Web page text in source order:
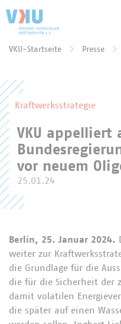
VKU-Startseite Presse
Kraftwerksstrategie
VKU appelliert
vor neuem
25.01.24
Berlin, 25. Januar 2024.
weiter zur
die Grundlage für die
die für die Sicherheit der
damit volatilen
die später auf einen